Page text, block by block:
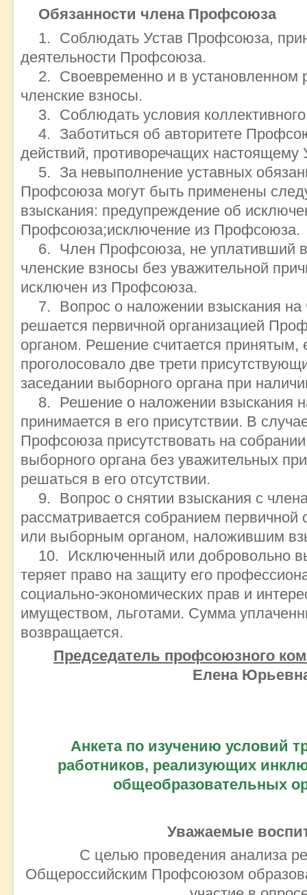
Обязанности члена Профсоюза
Соблюдать Устав Профсоюза,
деятельности Профсоюза.
Своевременно и в установленном
членские взносы.
Соблюдать условия
Заботиться об авторитете
действий, противоречащих настоящему
За невыполнение уставных
Профсоюза могут быть применены
взыскания: предупреждение об
Профсоюза;исключение из Профсоюза.
Член Профсоюза, не уплативший
членские взносы без уважительной
исключен из Профсоюза.
Вопрос о наложении взыскания
решается первичной организацией
органом. Решение считается принятым,
проголосовало две трети
заседании выборного органа при
Решение о наложении взыскания
принимается в его присутствии. В
Профсоюза присутствовать на
выборного органа без уважительных
решаться в его отсутствии.
Вопрос о снятии взыскания с
рассматривается собранием
или выборным органом, наложившим
Исключенный или добровольно
теряет право на защиту его
социально-экономических прав и
имуществом, льготами. Сумма
возвращается.
Председатель профсоюзного
Елена
Анкета по изучению условий
работников, реализующих
общеобразовательных
Уважаемые
С целью проведения анализа
Общероссийским Профсоюзом